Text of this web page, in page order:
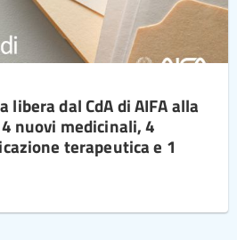
dal CdA di AIFA alla
nuovi medicinali, 4
terapeutica e 1